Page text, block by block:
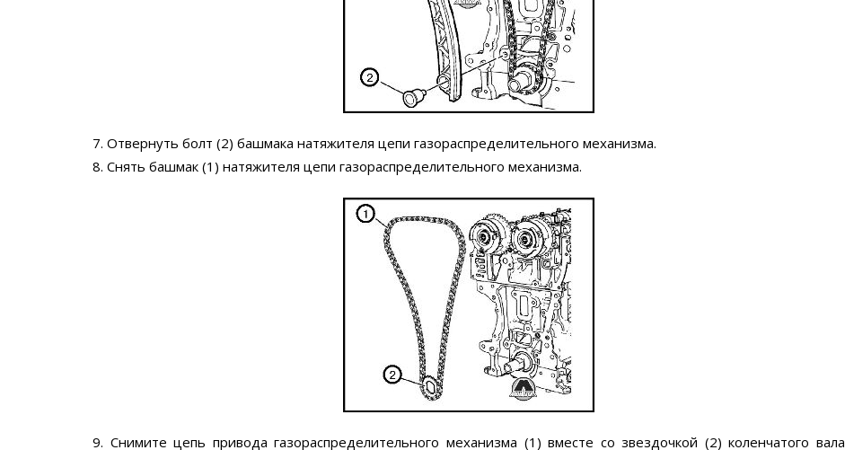
7. Отвернуть болт (2) башмака натяжителя цепи газораспределительного механизма.
8. Снять башмак (1) натяжителя цепи газораспределительного механизма.
9. Снимите цепь привода газораспределительного механизма (1) вместе со звездочкой (2) коленчатого вала